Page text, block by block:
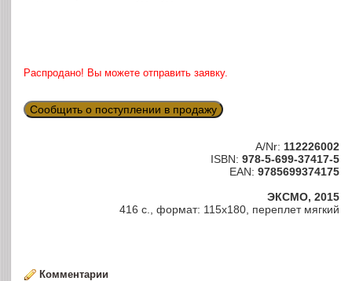
Распродано! Вы можете отправить заявку.
Сообщить о поступлении в продажу
A/Nr: 112226002
ISBN: 978-5-699-37417-5
EAN: 9785699374175
ЭКСМО, 2015
416 с., формат: 115х180, переплет мягкий
Комментарии